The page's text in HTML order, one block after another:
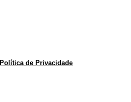
Política de Privacidade